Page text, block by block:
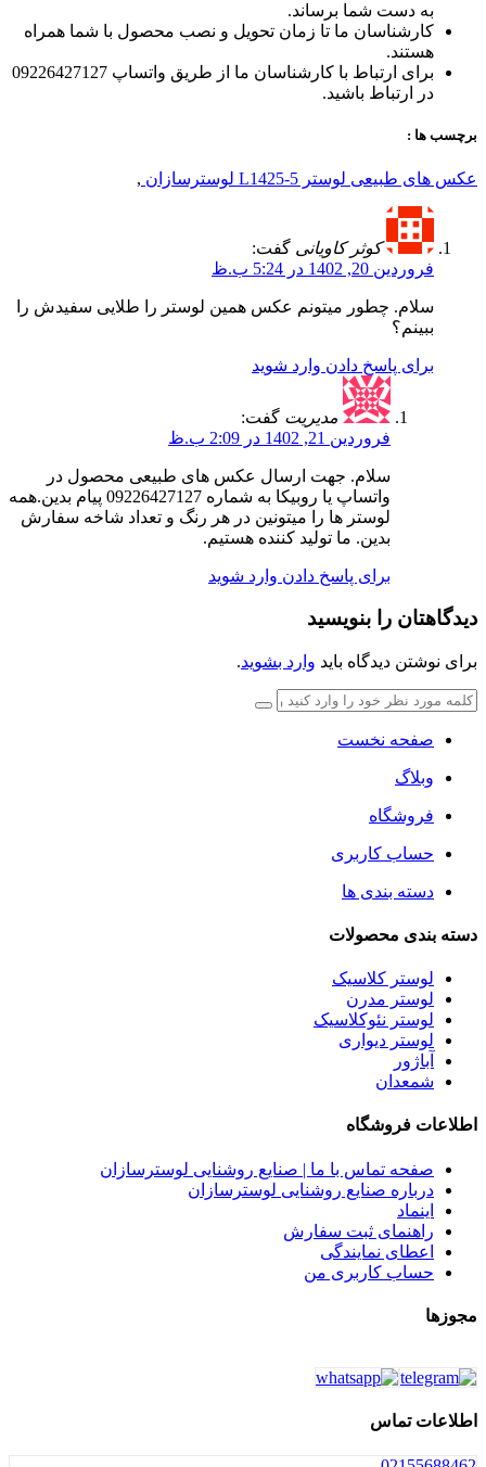
به دست شما برساند.
کارشناسان ما تا زمان تحویل و نصب محصول با شما همراه
هستند.
برای ارتباط با کارشناسان ما از طریق واتساپ 09226427127
در ارتباط باشید.
برچسب ها :
عکس های طبیعی لوستر L1425-5 لوسترسازان ,
کوثر کاویانی گفت:
فروردین 20, 1402 در 5:24 ب.ظ
سلام. چطور میتونم عکس همین لوستر را طلایی سفیدش را
ببینم؟
برای پاسخ دادن وارد شوید
مدیریت گفت:
فروردین 21, 1402 در 2:09 ب.ظ
سلام. جهت ارسال عکس های طبیعی محصول در
واتساپ یا روبیکا به شماره 09226427127 پیام بدین.همه
لوستر ها را میتونین در هر رنگ و تعداد شاخه سفارش
بدین. ما تولید کننده هستیم.
برای پاسخ دادن وارد شوید
دیدگاهتان را بنویسید
برای نوشتن دیدگاه باید وارد بشوید.
صفحه نخست
وبلاگ
فروشگاه
حساب کاربری
دسته بندی ها
دسته بندی محصولات
لوستر کلاسیک
لوستر مدرن
لوستر نئوکلاسیک
لوستر دیواری
آباژور
شمعدان
اطلاعات فروشگاه
صفحه تماس با ما | صنایع روشنایی لوسترسازان
درباره صنایع روشنایی لوسترسازان
اینماد
راهنمای ثبت سفارش
اعطای نمایندگی
حساب کاربری من
مجوزها
اطلاعات تماس